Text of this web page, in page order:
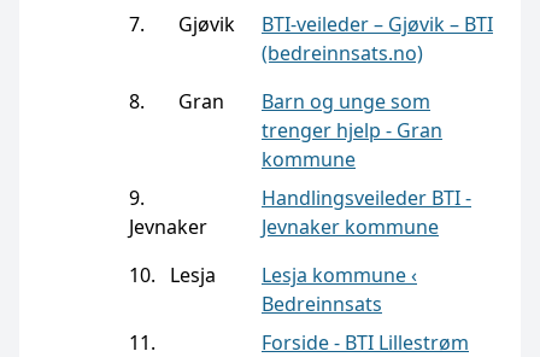
7. Gjøvik
BTI-veileder – Gjøvik – BTI
(bedreinnsats.no)
8. Gran
Barn og unge som
trenger hjelp - Gran
kommune
9.
Jevnaker
Handlingsveileder BTI -
Jevnaker kommune
10. Lesja
Lesja kommune ‹
Bedreinnsats
11.
Forside - BTI Lillestrøm